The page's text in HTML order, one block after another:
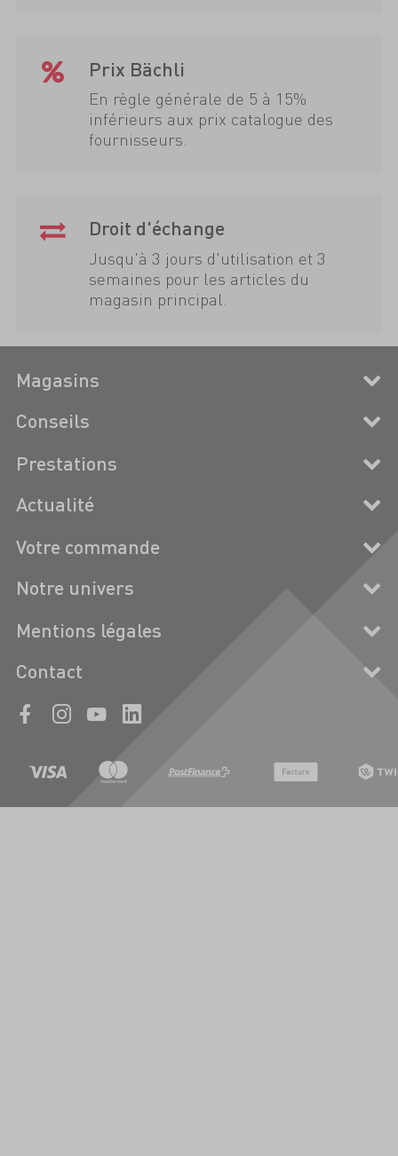
Prix Bächli
En règle générale de 5 à 15%
inférieurs aux prix catalogue des
fournisseurs.
Droit d'échange
Jusqu'à 3 jours d'utilisation et 3
semaines pour les articles du
magasin principal.
Magasins
Conseils
Prestations
Actualité
Votre commande
Notre univers
Mentions légales
Contact